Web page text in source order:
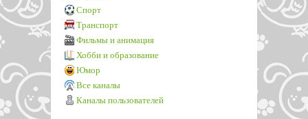
Спорт
Транспорт
Фильмы и анимация
Хобби и образование
Юмор
Все каналы
Каналы пользователей